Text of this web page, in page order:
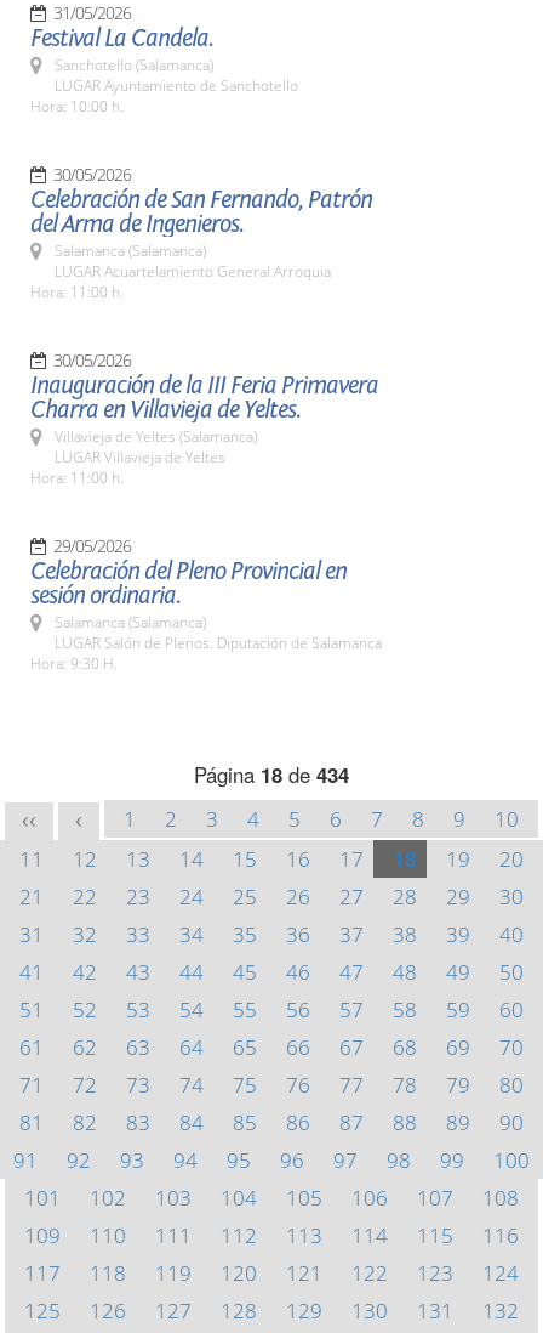
31/05/2026
Festival La Candela.
Sanchotello (Salamanca)
LUGAR Ayuntamiento de Sanchotello
Hora: 10:00 h.
30/05/2026
Celebración de San Fernando, Patrón
del Arma de Ingenieros.
Salamanca (Salamanca)
LUGAR Acuartelamiento General Arroquia
Hora: 11:00 h.
30/05/2026
Inauguración de la III Feria Primavera
Charra en Villavieja de Yeltes.
Villavieja de Yeltes (Salamanca)
LUGAR Villavieja de Yeltes
Hora: 11:00 h.
29/05/2026
Celebración del Pleno Provincial en
sesión ordinaria.
Salamanca (Salamanca)
LUGAR Salón de Plenos. Diputación de Salamanca
Hora: 9:30 H.
Página 18 de 434
<< < 1 2 3 4 5 6 7 8 9
10
11
12 13 14 15 16 17 18 19
20
21
22 23 24 25 26 27 28 29
30
31
32 33 34 35 36 37 38 39
40
41
42 43 44 45 46 47 48 49
50
51
52 53 54 55 56 57 58 59
60
61
62 63 64 65 66 67 68 69
70
71
72 73 74 75 76 77 78 79
80
81
82 83 84 85 86 87 88 89
90
91
92 93 94 95 96 97 98 99
100
101
102 103 104 105 106 107
108
109
110 111 112 113 114 115
116
117
118 119 120 121 122 123
124
125
126 127 128 129 130 131
132